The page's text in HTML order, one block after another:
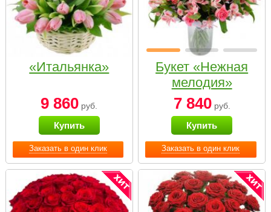
Заказать в один клик
«Итальянка»
9 860 руб.
Купить
Заказать в один клик
Букет «Нежная
мелодия»
7 840руб.
Купить